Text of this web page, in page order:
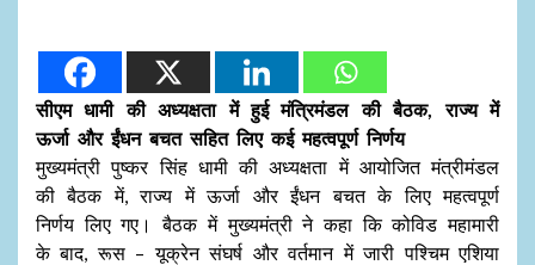
सीएम धामी की अध्यक्षता में हुई मंत्रिमंडल की बैठक, राज्य में
ऊर्जा और ईंधन बचत सहित लिए कई महत्वपूर्ण निर्णय
मुख्यमंत्री पुष्कर सिंह धामी की अध्यक्षता में आयोजित मंत्रीमंडल
की बैठक में, राज्य में ऊर्जा और ईंधन बचत के लिए महत्वपूर्ण
निर्णय लिए गए। बैठक में मुख्यमंत्री ने कहा कि कोविड महामारी
के बाद, रूस – यूक्रेन संघर्ष और वर्तमान में जारी पश्चिम एशिया